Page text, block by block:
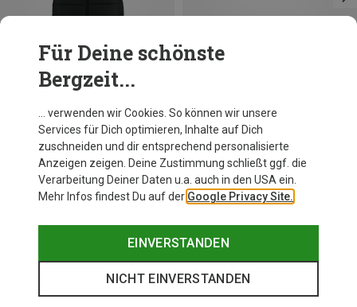
Du sparst 37%
Für Deine schönste
Bergzeit...
… verwenden wir Cookies. So können wir unsere
Services für Dich optimieren, Inhalte auf Dich
zuschneiden und dir entsprechend personalisierte
Anzeigen zeigen. Deine Zustimmung schließt ggf. die
Verarbeitung Deiner Daten u.a. auch in den USA ein.
Mehr Infos findest Du auf der Google Privacy Site.
EINVERSTANDEN
NICHT EINVERSTANDEN